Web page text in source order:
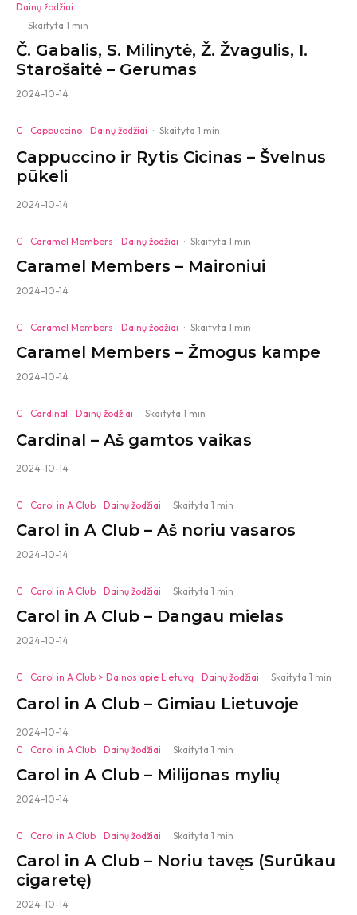
Dainų žodžiai
· Skaityta 1 min
Č. Gabalis, S. Milinytė, Ž. Žvagulis, I.
Starošaitė – Gerumas
2024-10-14
C Cappuccino Dainų žodžiai · Skaityta 1 min
Cappuccino ir Rytis Cicinas – Švelnus
pūkeli
2024-10-14
C Caramel Members Dainų žodžiai · Skaityta 1 min
Caramel Members – Maironiui
2024-10-14
C Caramel Members Dainų žodžiai · Skaityta 1 min
Caramel Members – Žmogus kampe
2024-10-14
C Cardinal Dainų žodžiai · Skaityta 1 min
Cardinal – Aš gamtos vaikas
2024-10-14
C Carol in A Club Dainų žodžiai · Skaityta 1 min
Carol in A Club – Aš noriu vasaros
2024-10-14
C Carol in A Club Dainų žodžiai · Skaityta 1 min
Carol in A Club – Dangau mielas
2024-10-14
C Carol in A Club > Dainos apie Lietuvą Dainų žodžiai · Skaityta 1 min
Carol in A Club – Gimiau Lietuvoje
2024-10-14
C
Carol in A Club Dainų žodžiai · Skaityta 1 min
Carol in A Club – Milijonas mylių
2024-10-14
C Carol in A Club Dainų žodžiai · Skaityta 1 min
Carol in A Club – Noriu tavęs (Surūkau
cigaretę)
2024-10-14